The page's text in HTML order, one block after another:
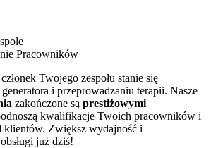
Pracowników
Twojego zespołu stanie się
generatora i przeprowadzaniu terapii. Nasze
zakończone są prestiżowymi
kwalifikacje Twoich pracowników i
klientów. Zwiększ wydajność i
już dziś!